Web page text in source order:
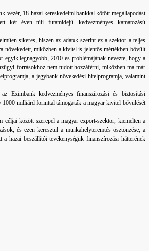
vezér, 18 hazai kereskedelmi bankkal kötött megállapodást
két éven túli futamidejű, kedvezményes kamatozású
sikeres, hiszen az adatok szerint ez a szektor a teljes
növekedett, miközben a kivitel is jelentős mértékben bővült
legnagyobb, 2010-es problémájának nevezte, hogy a
forrásokhoz nem tudott hozzáférni, miközben ma már
a jegybank növekedési hitelprogramja, valamint
Eximbank kedvezményes finanszírozási és biztosítási
milliárd forinttal támogatták a magyar kivitel bővülését
között szerepel a magyar export-szektor, kiemelten a
és ezen keresztül a munkahelyteremtés ösztönzése, a
hazai beszállítói tevékenységük finanszírozási hátterének